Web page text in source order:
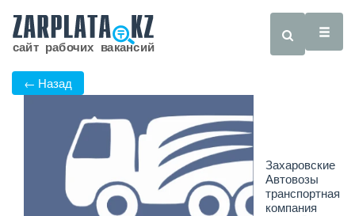
← Назад
Захаровские
Автовозы
транспортная
компания